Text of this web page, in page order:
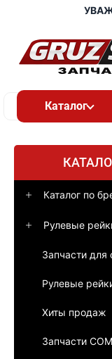
Каталог по
Рулевые
Запчасти для
Рулевые
Хиты продаж
Запчасти